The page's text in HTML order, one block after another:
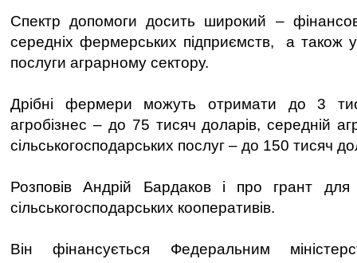
Спектр допомоги досить широкий –
середніх фермерських підприємств, а також
послуги аграрному сектору.
Дрібні фермери можуть отримати до 3
агробізнес – до 75 тисяч доларів, середній
сільськогосподарських послуг – до 150 тисяч
Розповів Андрій Бардаков і про грант для
сільськогосподарських кооперативів.
Він фінансується Федеральним